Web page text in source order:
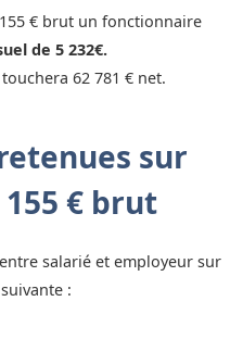
€ brut un fonctionnaire
de 5 232€.
62 781 € net.
sur
€ brut
salarié et employeur sur
: